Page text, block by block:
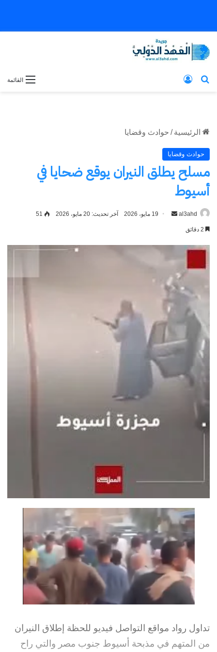
القائمة بحث عن
الرئيسية / حوادث وقضايا
حوادث وقضايا
مسلح يطلق النيران يوقع ضحايا في
أسيوط
al3ahd
أرسل 19 مايو، 2026 آخر تحديث: 20 مايو، 2026 51
تداول رواد مواقع التواصل فيديو للحظة إطلاق النيران
من المتهم في مذبحة أسيوط جنوب مصر والتي راح